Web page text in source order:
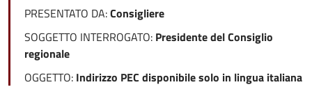
PRESENTATO DA:Consigliere
SOGGETTO INTERROGATO: Presidente del Consiglio
regionale
OGGETTO: Indirizzo PEC disponibile solo in lingua italiana